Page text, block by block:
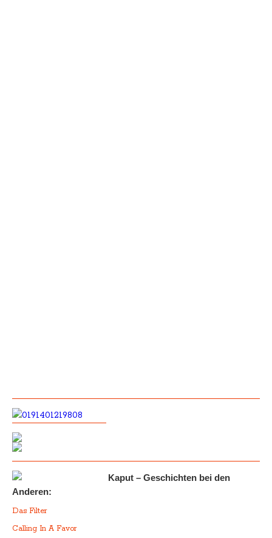
Kaput – Geschichten bei den
Anderen:
Das Filter
Calling In A Favor